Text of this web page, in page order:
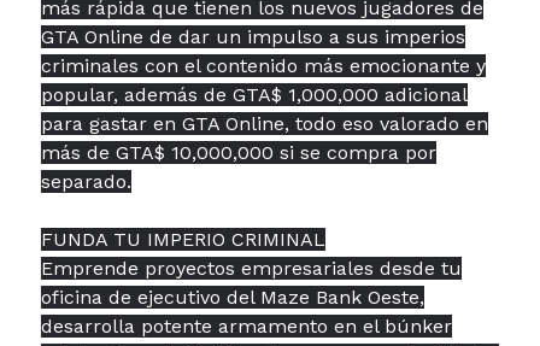
más rápida que tienen los nuevos jugadores de
GTA Online de dar un impulso a sus imperios
criminales con el contenido más emocionante y
popular, además de GTA$ 1,000,000 adicional
para gastar en GTA Online, todo eso valorado en
más de GTA$ 10,000,000 si se compra por
separado.
FUNDA TU IMPERIO CRIMINAL
Emprende proyectos empresariales desde tu
oficina de ejecutivo del Maze Bank Oeste,
desarrolla potente armamento en el búnker